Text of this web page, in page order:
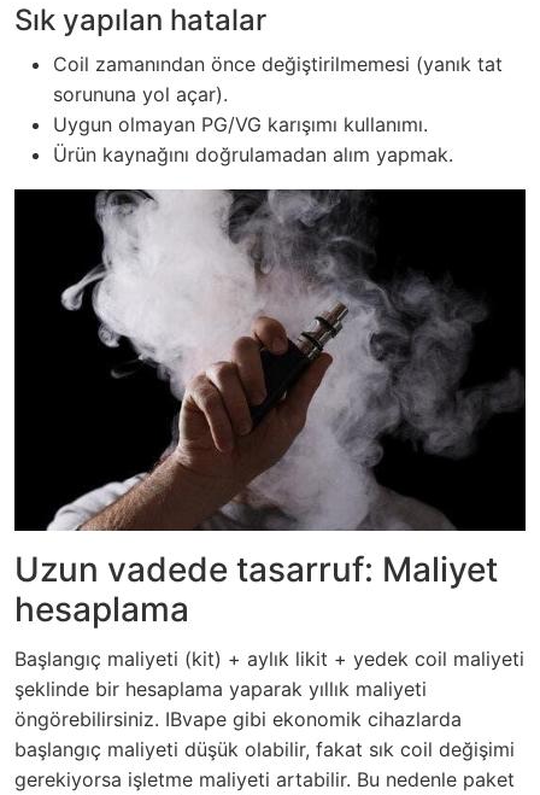
Sık yapılan hatalar
Coil zamanından önce değiştirilmemesi (yanık tat
sorununa yol açar).
Uygun olmayan PG/VG karışımı kullanımı.
Ürün kaynağını doğrulamadan alım yapmak.
Uzun vadede tasarruf: Maliyet
hesaplama
Başlangıç maliyeti (kit) + aylık likit + yedek coil maliyeti
şeklinde bir hesaplama yaparak yıllık maliyeti
öngörebilirsiniz. IBvape gibi ekonomik cihazlarda
başlangıç maliyeti düşük olabilir, fakat sık coil değişimi
gerekiyorsa işletme maliyeti artabilir. Bu nedenle paket